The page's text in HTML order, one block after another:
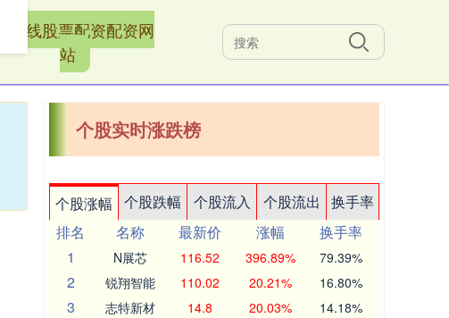
在线股票配资配资网
站
个股实时涨跌榜
个股涨幅 个股跌幅 个股流入 个股流出
换手率
排名
名称 最新价 涨幅
换手率
1
N展芯 116.52 396.89% 79.39%
2 锐翔智能 110.02 20.21% 16.80%
3 志特新材 14.8 20.03% 14.18%